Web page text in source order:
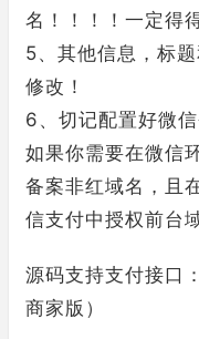
名！！！！一定得
5、其他信息，标
修改！
6、切记配置好微
如果你需要在微信
备案非红域名，且
信支付中授权前台
源码支持支付接口
商家版）